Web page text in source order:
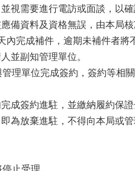
視需要進行電訪或面談，以確
備資料及資格無誤，由本局
完成補件，逾期未補件者將
並副知管理單位。
理單位完成簽約，簽約等相
成簽約進駐，並繳納履約保
為放棄進駐，不得向本局或管
止受理。